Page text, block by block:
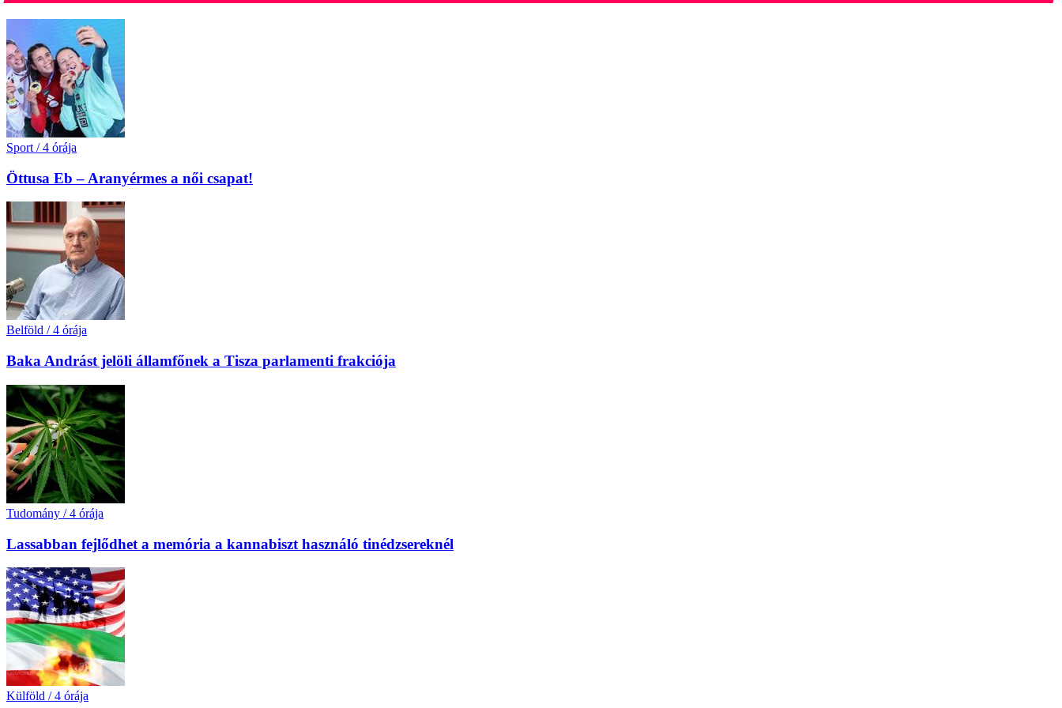
Sport / 4 órája
Öttusa Eb – Aranyérmes a női csapat!
Belföld / 4 órája
Baka Andrást jelöli államfőnek a Tisza parlamenti frakciója
Tudomány / 4 órája
Lassabban fejlődhet a memória a kannabiszt használó tinédzsereknél
Külföld / 4 órája